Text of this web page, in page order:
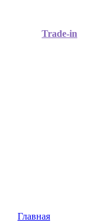
Trade-in
Главная